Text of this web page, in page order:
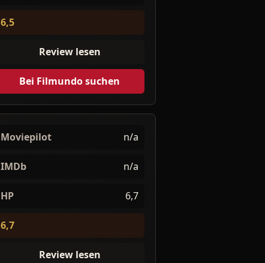
6,5
Review lesen
Bei Filmundo suchen
Moviepilot n/a
IMDb n/a
HP 6,7
6,7
Review lesen